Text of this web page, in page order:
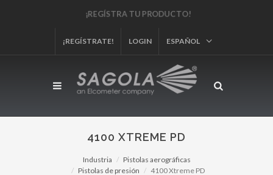
¡REGÍSTRA TU PRODUCTO!
¡REGÍSTRATE! LOGIN ESPAÑOL
4100 XTREME PD
Industria
Pistolas aerográficas
Pistolas de presión
4100 Xtreme PD